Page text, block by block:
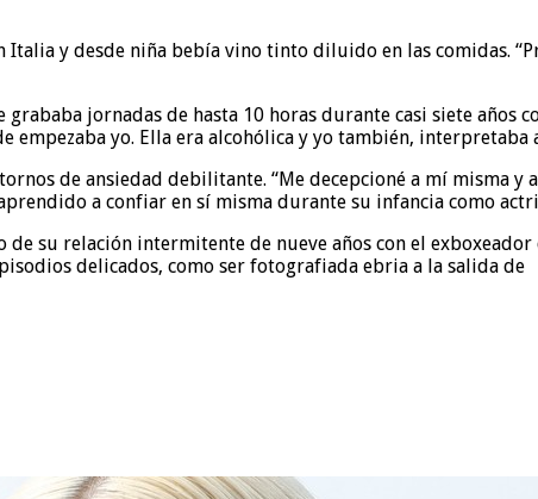
Italia y desde niña bebía vino tinto diluido en las comidas.
jornadas de hasta 10 horas durante casi siete años
empezaba yo. Ella era alcohólica y yo también,
de ansiedad debilitante. “Me decepcioné a mí misma y
a confiar en sí misma durante su infancia como
de su relación intermitente de nueve años con el
delicados, como ser fotografiada ebria a la salida de